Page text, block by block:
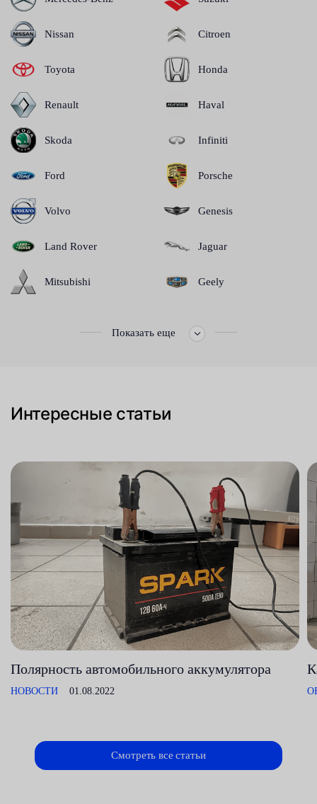
Nissan
Toyota
Renault
Skoda
Ford
Volvo
Land Rover
Mitsubishi
Citroen
Honda
Haval
Infiniti
Porsche
Genesis
Jaguar
Geely
Показать еще
Интересные статьи
Полярность автомобильного аккумулятора
НОВОСТИ 01.08.2022
Смотреть все статьи